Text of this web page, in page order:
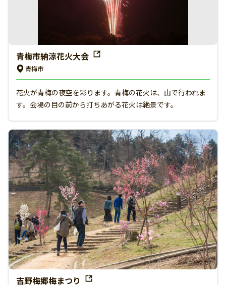
青梅市納涼花火大会
青梅市
花火が青梅の夜空を彩ります。青梅の花火は、山で行われま
す。会場の目の前から打ちあがる花火は絶景です。
吉野梅郷梅まつり